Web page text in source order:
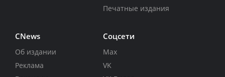
Печатные издания
CNews
Об издании
Реклама
Соцсети
Max
VK